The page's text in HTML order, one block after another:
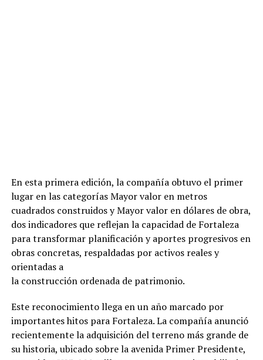
En esta primera edición, la compañía obtuvo el primer
lugar en las categorías Mayor valor en metros
cuadrados construidos y Mayor valor en dólares de obra,
dos indicadores que reflejan la capacidad de Fortaleza
para transformar planificación y aportes progresivos en
obras concretas, respaldadas por activos reales y
orientadas a
la construcción ordenada de patrimonio.
Este reconocimiento llega en un año marcado por
importantes hitos para Fortaleza. La compañía anunció
recientemente la adquisición del terreno más grande de
su historia, ubicado sobre la avenida Primer Presidente,